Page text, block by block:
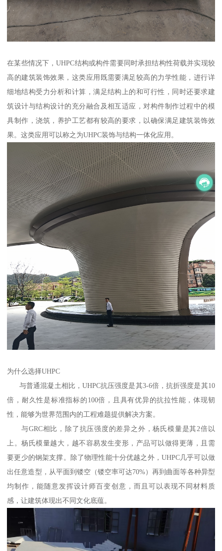
在某些情况下，UHPC结构或构件需要同时承担结构性荷载并实现较
高的建筑装饰效果，这类应用既需要满足较高的力学性能，进行详
细地结构受力分析和计算，满足结构上的和可行性，同时还要求建
筑设计与结构设计的充分融合及相互适应，对构件制作过程中的模
具制作，浇筑，养护工艺都有较高的要求，以确保满足建筑装饰效
果。这类应用可以称之为UHPC装饰与结构一体化应用。
为什么选择UHPC
与普通混凝土相比，UHPC抗压强度是其3-6倍，抗折强度是其10
倍，耐久性是标准指标的100倍，且具有优异的抗拉性能，体现韧
性，能够为世界范围内的工程难题提供解决方案。
与GRC相比，除了抗压强度的差异之外，杨氏模量是其2倍以
上。杨氏模量越大，越不容易发生变形，产品可以做得更薄，且需
要更少的钢架支撑。除了物理性能十分优越之外，UHPC几乎可以做
出任意造型，从平面到镂空（镂空率可达70%）再到曲面等各种异型
均制作，能随意发挥设计师百变创意，而且可以表现不同材料质
感，让建筑体现出不同文化底蕴。